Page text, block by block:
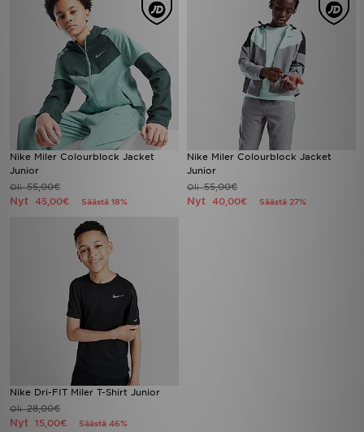
Nike Miler Colourblock Jacket
Junior
Oli55,00€
Nyt 45,00€ Säästä 18%
Nike Miler Colourblock Jacket
Junior
Oli55,00€
Nyt 40,00€ Säästä 27%
Nike Dri-FIT Miler T-Shirt Junior
Oli28,00€
Nyt 15,00€ Säästä 46%